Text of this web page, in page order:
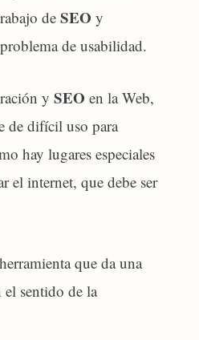
deSEO y
de usabilidad.
ySEO en la Web,
de difícil uso para
hay lugares especiales
el internet, que debe ser
que da una
sentido de la